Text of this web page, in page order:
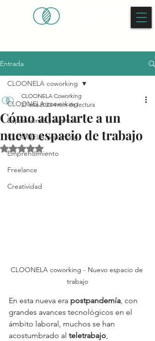
Entrada
CLOONELA coworking
Exposiciones y eventos
CLOONELA coworking
Emprendimiento
Freelance
Creatividad
CLOONELA coworking
Cómo adaptarte a un
nuevo espacio de trabajo
CLOONELA Coworking
27 ene 2023 4 min de lectura
Obtuvo NaN de 5 estrellas.
CLOONELA coworking - Nuevo espacio de
trabajo
En esta nueva era postpandemía, con
grandes avances tecnológicos en el
ámbito laboral, muchos se han
acostumbrado al teletrabajo,